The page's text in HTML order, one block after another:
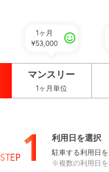
1ヶ月
¥53,000
マンスリー
1ヶ月単位
STEP 1 利用日を選択
駐車する利用日を
※複数の利用日を